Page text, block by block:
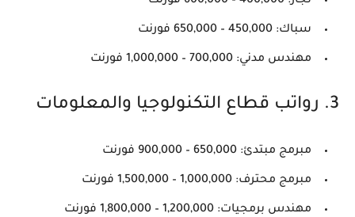
سباك: 450,000 – 650,000 فورنت
مهندس مدني: 700,000 – 1,000,000 فورنت
3. رواتب قطاع التكنولوجيا والمعلومات
مبرمج مبتدئ: 650,000 – 900,000 فورنت
مبرمج محترف: 1,000,000 – 1,500,000 فورنت
مهندس برمجيات: 1,200,000 – 1,800,000 فورنت